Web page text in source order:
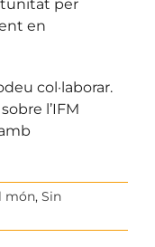
per
en
col·laborar.
l’IFM
món, Sin